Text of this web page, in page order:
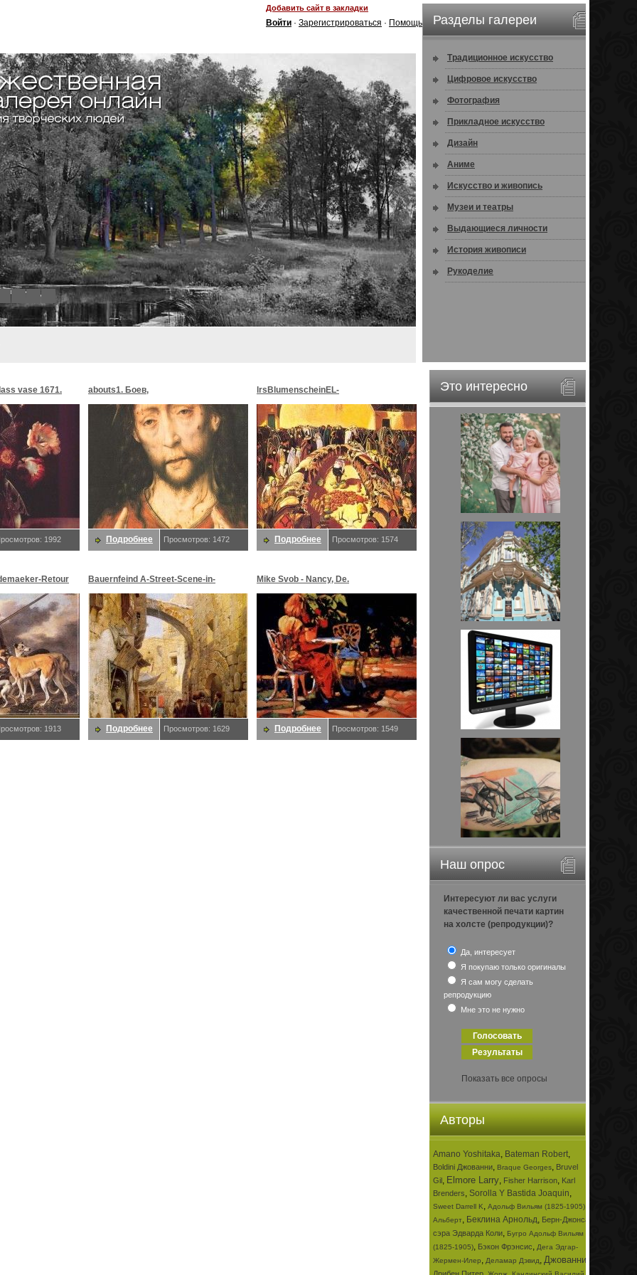
Добавить сайт в закладки
Войти · Зарегистрироваться · Помощь
8
Разделы галереи
Традиционное искусство
Цифровое искусство
Фотография
Прикладное искусство
Дизайн
Аниме
Искусство и живопись
Музеи и театры
Выдающиеся личности
История живописи
Рукоделие
Это интересно
Наш опрос
Интересуют ли вас услуги
качественной печати картин
на холсте (репродукции)?
Да, интересует
Я покупаю только оригиналы
Я сам могу сделать
репродукцию
Мне это не нужно
Показать все опросы
Авторы
Amano Yoshitaka, Bateman Robert,
Boldini Джованни, Braque Georges, Bruvel
Gil, Elmore Larry, Fisher Harrison, Karl
Brenders, Sorolla Y Bastida Joaquin,
Sweet Darrell K, Адольф Вильям (1825-1905)
Альберт, Беклина Арнольд, Берн-Джонса
сэра Эдварда Коли, Бугро Адольф Вильям
(1825-1905), Бэкон Фрэнсис, Дега Эдгар-
Жермен-Илер, Деламар Дэвид, Джованни
vase 1671.
1992
abouts1. Боев,
Подробнее Просмотров: 1472
lrsBlumenscheinEL-
MoonMorningstar&EveStar.
Blumenschein,
Подробнее Просмотров: 1574
Retour
1913
Bauernfeind A-Street-Scene-in-
Jerusalem-sj. Bauernfeind,
Подробнее Просмотров: 1629
Mike Svob - Nancy, De.
Подробнее Просмотров: 1549